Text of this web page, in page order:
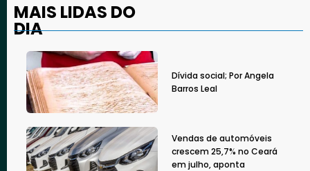
MAIS LIDAS DO
DIA
Dívida social; Por Angela
Barros Leal
Vendas de automóveis
crescem 25,7% no Ceará
em julho, aponta